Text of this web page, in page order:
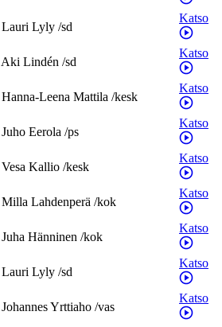
Lauri Lyly /sd
Katso
Aki Lindén /sd
Katso
Hanna-Leena Mattila /kesk
Katso
Juho Eerola /ps
Katso
Vesa Kallio /kesk
Katso
Milla Lahdenperä /kok
Katso
Juha Hänninen /kok
Katso
Lauri Lyly /sd
Katso
JohannesYrttiaho /vas
Katso